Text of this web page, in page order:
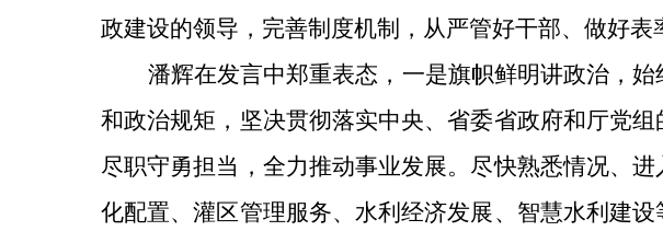
政建设的领导，完善制度机制，从严管好干部、做好
潘辉在发言中郑重表态，一是旗帜鲜明讲政治，
和政治规矩，坚决贯彻落实中央、省委省政府和厅党
尽职守勇担当，全力推动事业发展。尽快熟悉情况、
化配置、灌区管理服务、水利经济发展、智慧水利建